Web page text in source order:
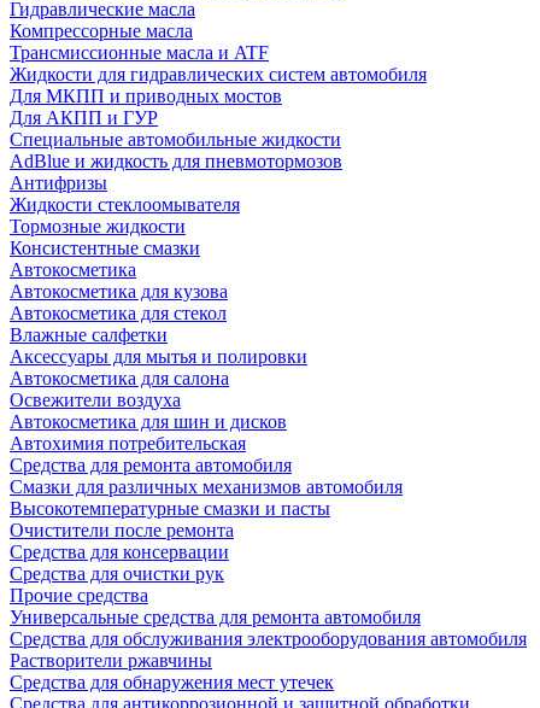
Гидравлические масла
Компрессорные масла
Трансмиссионные масла и ATF
Жидкости для гидравлических систем автомобиля
Для МКПП и приводных мостов
Для АКПП и ГУР
Специальные автомобильные жидкости
AdBlue и жидкость для пневмотормозов
Антифризы
Жидкости стеклоомывателя
Тормозные жидкости
Консистентные смазки
Автокосметика
Автокосметика для кузова
Автокосметика для стекол
Влажные салфетки
Аксессуары для мытья и полировки
Автокосметика для салона
Освежители воздуха
Автокосметика для шин и дисков
Автохимия потребительская
Средства для ремонта автомобиля
Смазки для различных механизмов автомобиля
Высокотемпературные смазки и пасты
Очистители после ремонта
Средства для консервации
Средства для очистки рук
Прочие средства
Универсальные средства для ремонта автомобиля
Средства для обслуживания электрооборудования автомобиля
Растворители ржавчины
Средства для обнаружения мест утечек
Средства для антикоррозионной и защитной обработки